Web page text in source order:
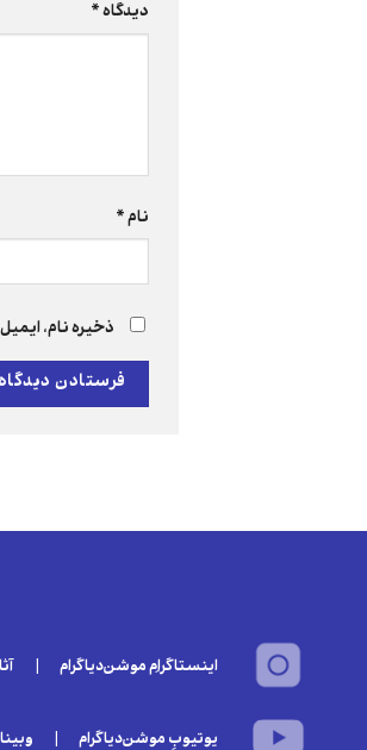
دیدگاه*
نام*
ذخیره نام،
اینستاگرامِ موشن‌دیاگرام |
یوتیوبِ موشن‌دیاگرام | وبینار‌،